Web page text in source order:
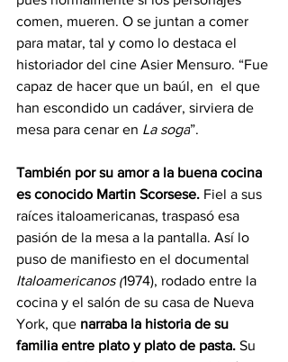
comen, mueren. O se juntan a comer
para matar, tal y como lo destaca el
historiador del cine Asier Mensuro. “Fue
capaz de hacer que un baúl, en  el que
han escondido un cadáver, sirviera de
mesa para cenar en La soga”.
También por su amor a la buena cocina
es conocido Martin Scorsese. Fiel a sus
raíces italoamericanas, traspasó esa
pasión de la mesa a la pantalla. Así lo
puso de manifiesto en el documental
Italoamericanos (1974), rodado entre la
cocina y el salón de su casa de Nueva
York, que narraba la historia de su
familia entre plato y plato de pasta. Su